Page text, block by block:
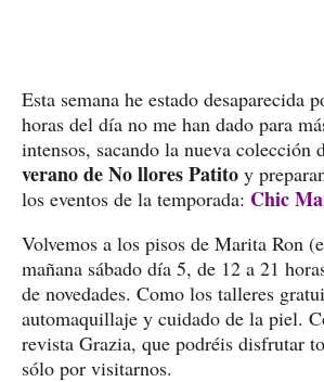
Esta semana he estado desaparecida
horas del día no me han dado para
intensos, sacando la nueva colección
verano de No llores Patito y
los eventos de la temporada: Chic
Volvemos a los pisos de Marita Ron
mañana sábado día 5, de 12 a 21
de novedades. Como los talleres
automaquillaje y cuidado de la piel.
revista Grazia, que podréis disfrutar
sólo por visitarnos.